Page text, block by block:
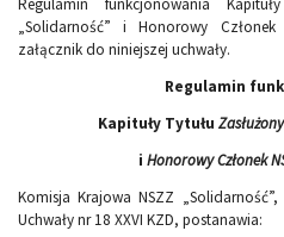
Regulamin funkcjonowania
„Solidarność” i Honorowy Członek
załącznik do niniejszej uchwały.
Regulamin
Kapituły Tytułu
i Honorowy Członek
Komisja Krajowa NSZZ
Uchwały nr 18 XXVI KZD, postanawia: